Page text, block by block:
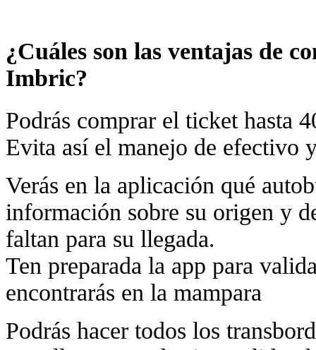
¿Cuáles son las ventajas de
Imbric?
Podrás comprar el ticket hasta
Evita así el manejo de efectivo
Verás en la aplicación qué
información sobre su origen y
faltan para su llegada.
Ten preparada la app para
encontrarás en la mampara
Podrás hacer todos los